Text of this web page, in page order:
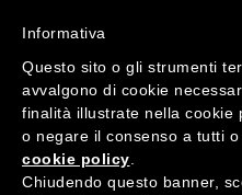
MENU
Informativa
Questo sito o gli strumenti
avvalgono di cookie
finalità illustrate nella cookie
o negare il consenso a tutti
cookie policy
Chiudendo questo banner,